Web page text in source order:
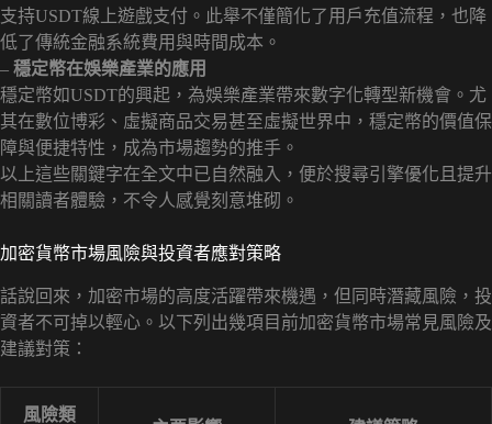
支持USDT線上遊戲支付。此舉不僅簡化了用戶充值流程，也降
低了傳統金融系統費用與時間成本。
– 穩定幣在娛樂產業的應用
穩定幣如USDT的興起，為娛樂產業帶來數字化轉型新機會。尤
其在數位博彩、虛擬商品交易甚至虛擬世界中，穩定幣的價值保
障與便捷特性，成為市場趨勢的推手。
以上這些關鍵字在全文中已自然融入，便於搜尋引擎優化且提升
相關讀者體驗，不令人感覺刻意堆砌。
加密貨幣市場風險與投資者應對策略
話說回來，加密市場的高度活躍帶來機遇，但同時潛藏風險，投
資者不可掉以輕心。以下列出幾項目前加密貨幣市場常見風險及
建議對策：
風險類